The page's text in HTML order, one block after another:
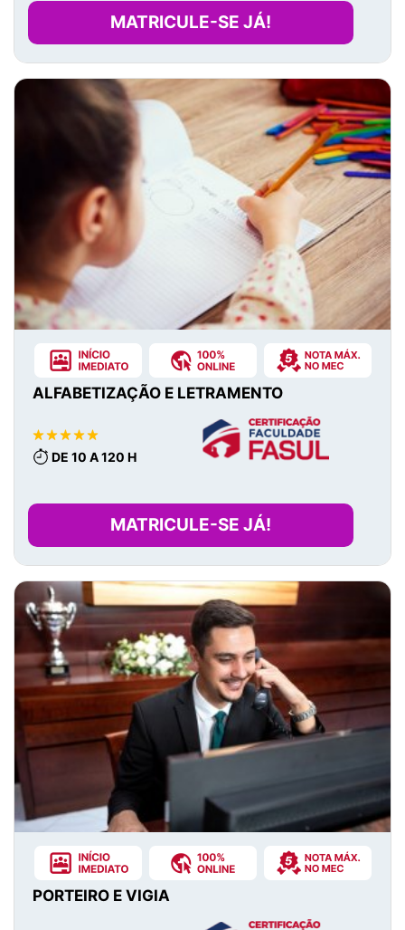
MATRICULE-SE JÁ!
ALFABETIZAÇÃO E LETRAMENTO
DE 10 A 120 H
MATRICULE-SE JÁ!
PORTEIRO E VIGIA